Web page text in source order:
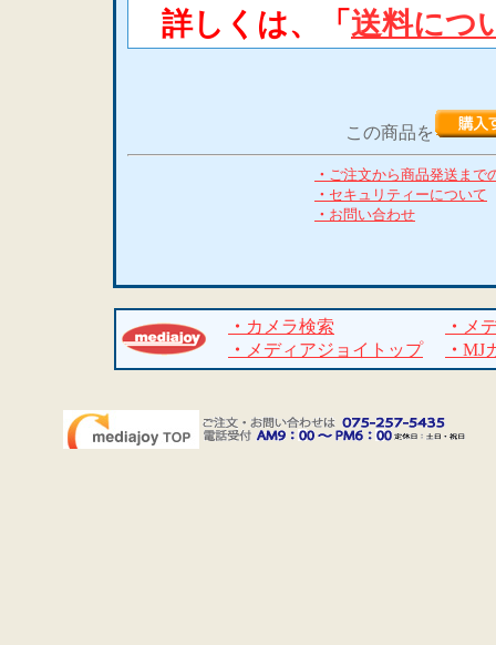
詳しくは、「 送料につ
この商品を
・ ご注文から商品発送まで
・ セキュリティーについて
・ お問い合わせ
・ カメラ検索 ・ メ
・ メディアジョイトップ ・ MJ